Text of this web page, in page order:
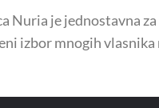
Nuria je jednostavna
izbor mnogih vlasnika